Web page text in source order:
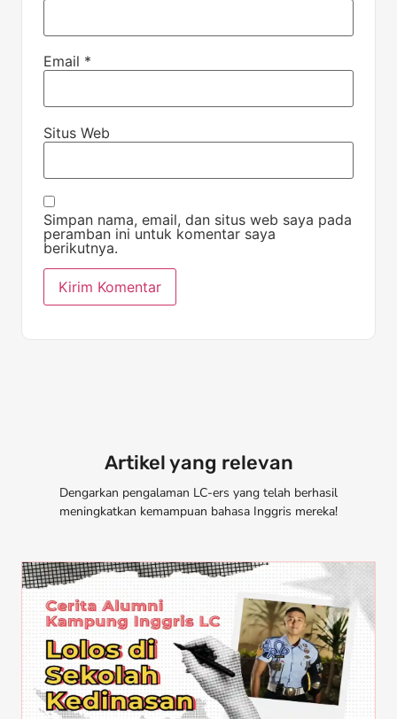
Email *
Situs Web
Simpan nama, email, dan situs web saya pada
peramban ini untuk komentar saya
berikutnya.
Artikel yang relevan
Dengarkan pengalaman LC-ers yang telah berhasil
meningkatkan kemampuan bahasa Inggris mereka!